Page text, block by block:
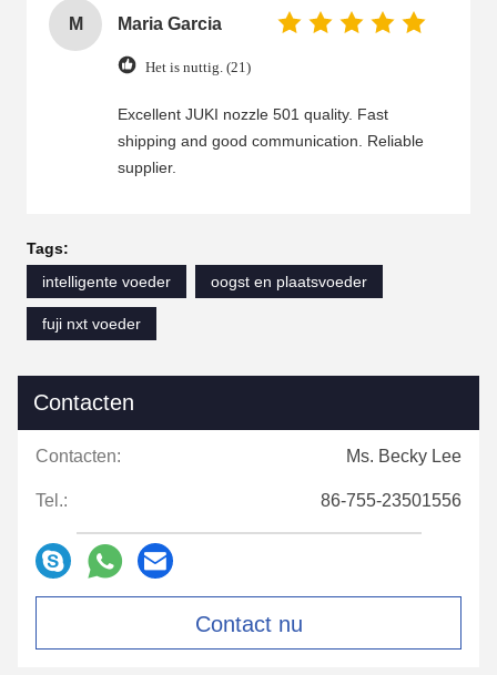
M Maria Garcia
Het is nuttig. (21)
Excellent JUKI nozzle 501 quality. Fast
shipping and good communication. Reliable
supplier.
Tags:
intelligente voeder
oogst en plaatsvoeder
fuji nxt voeder
Contacten
Contacten: Ms. Becky Lee
Tel.: 86-755-23501556
Contact nu